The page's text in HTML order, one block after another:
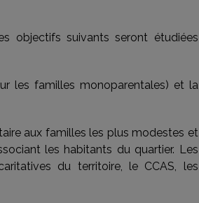
objectifs suivants seront étudiées
les familles monoparentales) et la
aux familles les plus modestes et
les habitants du quartier. Les
du territoire, le CCAS, les